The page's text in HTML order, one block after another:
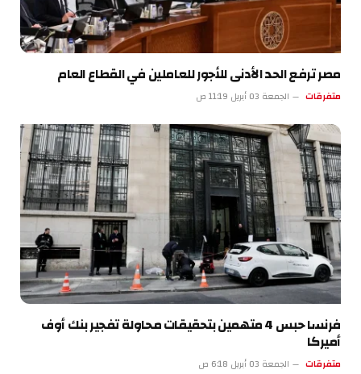
مصر ترفع الحد الأدنى للأجور للعاملين في القطاع العام
متفرقات الجمعة 03 أبريل 11:19 ص
فرنسا حبس 4 متهمين بتحقيقات محاولة تفجير بنك أوف
أميركا
متفرقات الجمعة 03 أبريل 6:18 ص